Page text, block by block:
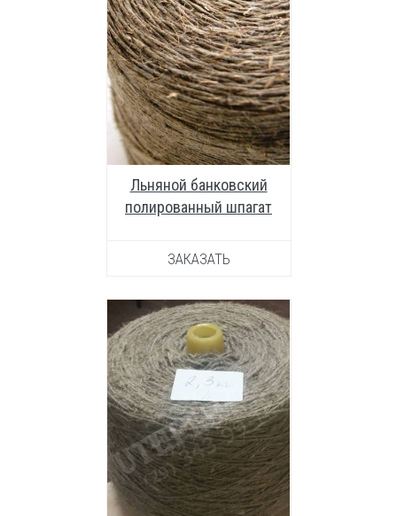
УВЕЛИЧИТЬ ФОТО
Льняной банковский
полированный шпагат
ЗАКАЗАТЬ
УВЕЛИЧИТЬ ФОТО